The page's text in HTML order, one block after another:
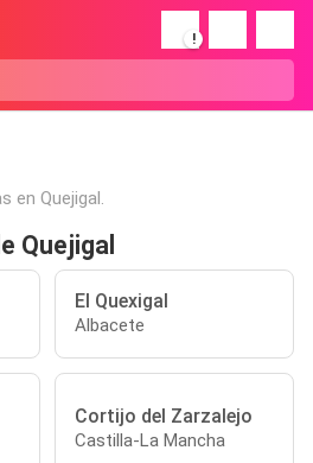
!
en Quejigal.
Quejigal
El Quexigal
Albacete
Cortijo del Zarzalejo
Castilla-La Mancha